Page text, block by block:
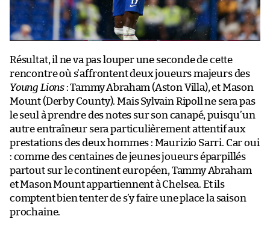
Résultat, il ne va pas louper une seconde de cette
rencontre où s’affrontent deux joueurs majeurs des
Young Lions : Tammy Abraham (Aston Villa), et Mason
Mount (Derby County). Mais Sylvain Ripoll ne sera pas
le seul à prendre des notes sur son canapé, puisqu’un
autre entraîneur sera particulièrement attentif aux
prestations des deux hommes : Maurizio Sarri. Car oui
: comme des centaines de jeunes joueurs éparpillés
partout sur le continent européen, Tammy Abraham
et Mason Mount appartiennent à Chelsea. Et ils
comptent bien tenter de s’y faire une place la saison
prochaine.